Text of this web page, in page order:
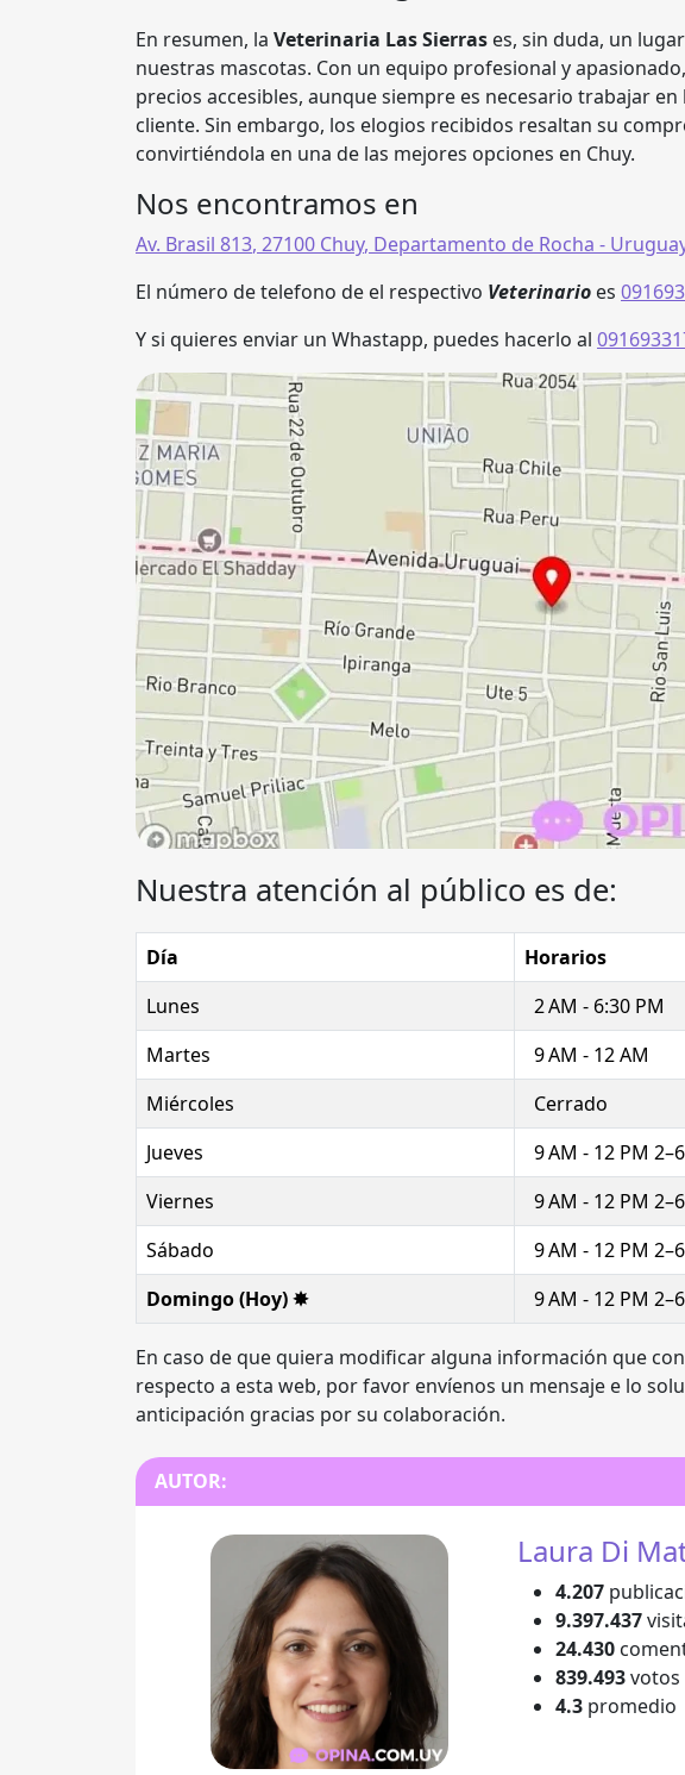
En resumen, la Veterinaria Las Sierras es, sin duda, un
nuestras mascotas. Con un equipo profesional y
precios accesibles, aunque siempre es necesario trabajar
cliente. Sin embargo, los elogios recibidos resaltan su
convirtiéndola en una de las mejores opciones en Chuy.
Nos encontramos en
Av. Brasil 813, 27100 Chuy, Departamento de Rocha -
El número de telefono de el respectivo Veterinario es
Y si quieres enviar un Whastapp, puedes hacerlo al
Nuestra atención al público es de:
Día
Horarios
Lunes
2 AM - 6:30 PM
Martes
9 AM - 12 AM
Miércoles
Cerrado
Jueves
9 AM - 12 PM
Viernes
9 AM - 12 PM
Sábado
9 AM - 12 PM
Domingo (Hoy) ✸
9 AM - 12 PM
En caso de que quiera modificar alguna información que
respecto a esta web, por favor envíenos un mensaje e lo
anticipación gracias por su colaboración.
AUTOR:
Laura Di
4.207
9.397.437
24.430
839.493votos
4.3 promedio